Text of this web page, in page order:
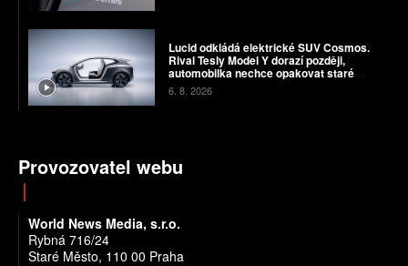
Lucid odkládá elektrické SUV Cosmos.
Rival Tesly Model Y dorazí později,
automobilka nechce opakovat staré
chyby
6. 8. 2026
Provozovatel webu
World News Media, s.r.o.
Rybná 716/24
Staré Město, 110 00 Praha